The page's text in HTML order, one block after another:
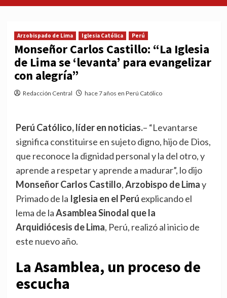
Arzobispado de Lima Iglesia Católica Perú
Monseñor Carlos Castillo: “La Iglesia
de Lima se ‘levanta’ para evangelizar
con alegría”
Redacción Central hace 7 años en Perú Católico
Perú Católico, líder en noticias.– “Levantarse
significa constituirse en sujeto digno, hijo de Dios,
que reconoce la dignidad personal y la del otro, y
aprende a respetar y aprende a madurar”, lo dijo
Monseñor Carlos Castillo,Arzobispo de Limay
Primado de la Iglesia en el Perú explicando el
lema de laAsamblea Sinodal que la
Arquidiócesis de Lima, Perú, realizó al inicio de
este nuevo año.
La Asamblea, un proceso de
escucha